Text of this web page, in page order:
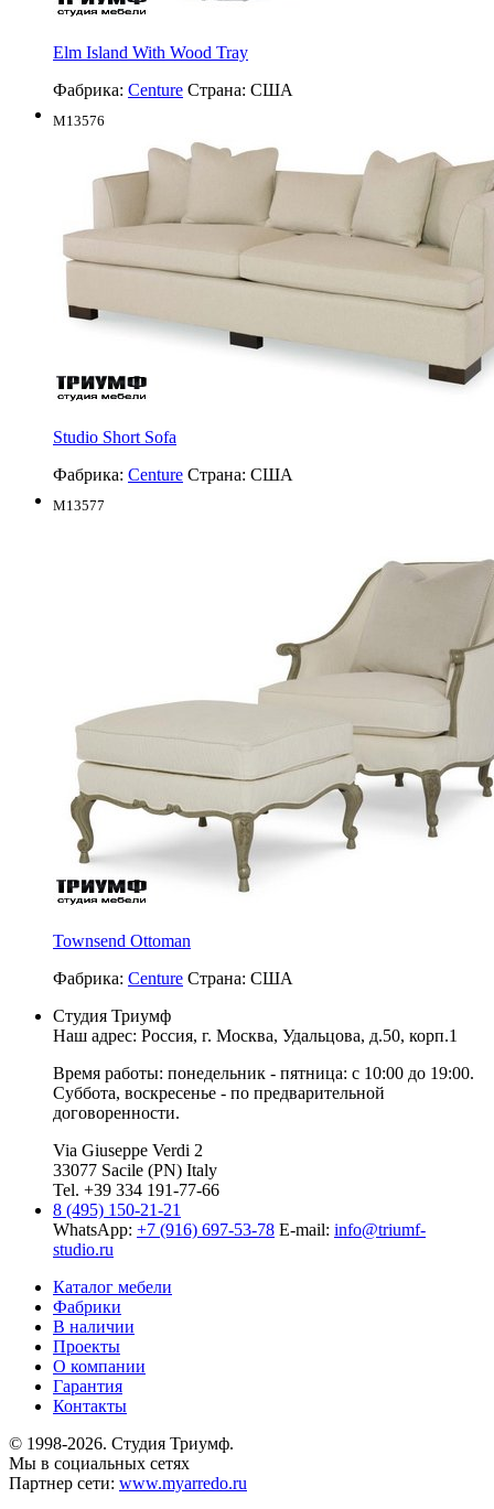
Elm Island With Wood Tray
Фабрика: Centure Страна: США
M13576
Studio Short Sofa
Фабрика: Centure Страна: США
M13577
Townsend Ottoman
Фабрика: Centure Страна: США
Студия Триумф
Наш адрес: Россия, г. Москва, Удальцова, д.50, корп.1
Время работы: понедельник - пятница: с 10:00 до 19:00.
Суббота, воскресенье - по предварительной
договоренности.
Via Giuseppe Verdi 2
33077 Sacile (PN) Italy
Tel. +39 334 191-77-66
8 (495) 150-21-21
WhatsApp: +7 (916) 697-53-78 E-mail: info@triumf-
studio.ru
Каталог мебели
Фабрики
В наличии
Проекты
О компании
Гарантия
Контакты
© 1998-2026. Студия Триумф.
Мы в социальных сетях
Партнер сети: www.myarredo.ru